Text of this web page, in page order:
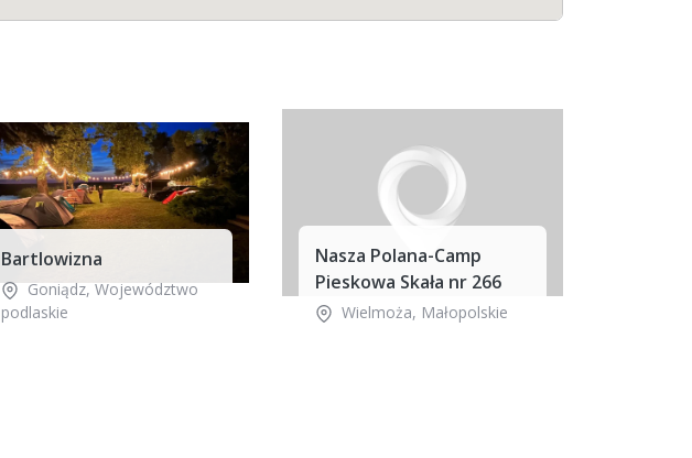
Bartlowizna
Goniądz,Województwo
podlaskie
Nasza Polana-Camp
Pieskowa Skała nr 266
Wielmoża, Małopolskie